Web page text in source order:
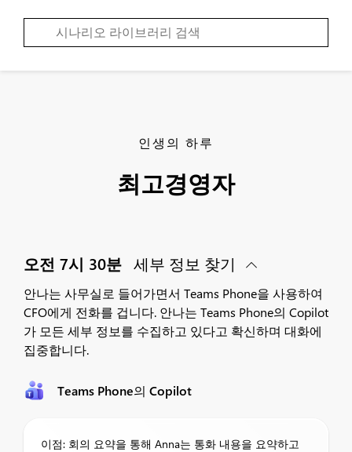
인생의 하루
최고경영자
오전 7시 30분 세부 정보 찾기
안나는 사무실로 들어가면서 Teams Phone을 사용하여
CFO에게 전화를 겁니다. 안나는 Teams Phone의 Copilot
가 모든 세부 정보를 수집하고 있다고 확신하며 대화에
집중합니다.
Teams Phone의 Copilot
이점: 회의 요약을 통해 Anna는 통화 내용을 요약하고